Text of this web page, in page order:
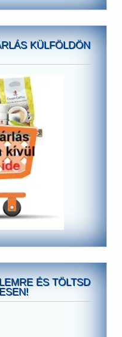
KÜLFÖLDÖN
ÉS TÖLTSD